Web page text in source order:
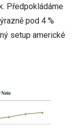
Předpokládáme
pod 4 %
setup americké